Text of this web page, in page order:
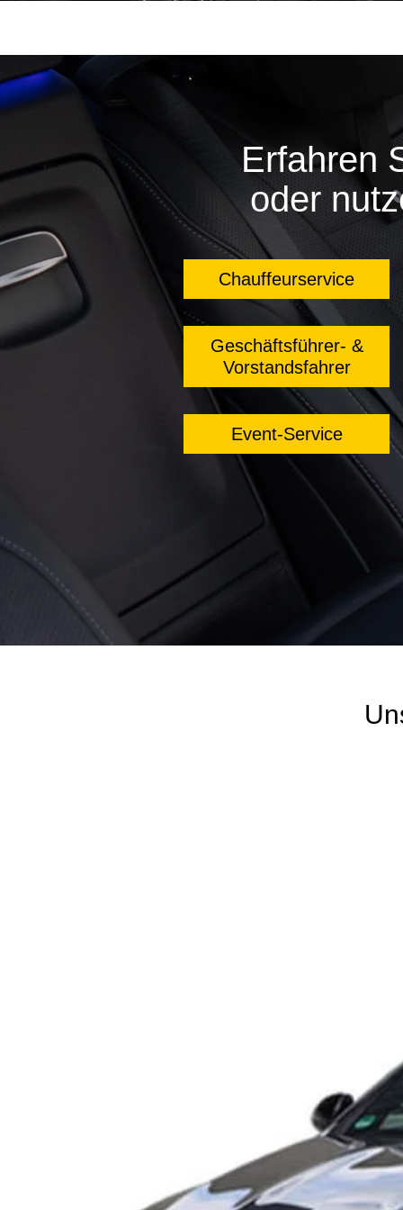
Erfahren
oder
Chauffeurservice
Geschäftsführer- &
Vorstandsfahrer
Event-Service